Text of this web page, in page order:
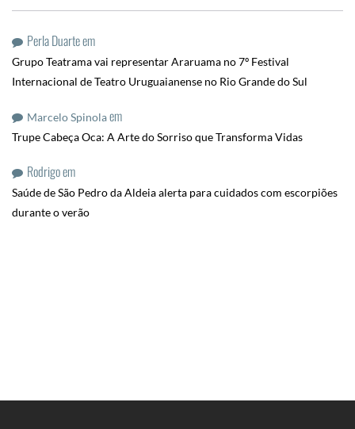
Perla Duarteem
Grupo Teatrama vai representar Araruama no 7º Festival
Internacional de Teatro Uruguaianense no Rio Grande do Sul
Marcelo Spinolaem
Trupe Cabeça Oca: A Arte do Sorriso que Transforma Vidas
Rodrigoem
Saúde de São Pedro da Aldeia alerta para cuidados com escorpiões
durante o verão